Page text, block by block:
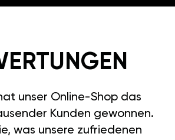
unser Online-Shop das
Kunden gewonnen.
was unsere zufriedenen